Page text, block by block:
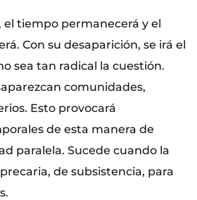
el tiempo permanecerá y el
Con su desaparición, se irá el
sea tan radical la cuestión.
comunidades,
Esto provocará
de esta manera de
paralela. Sucede cuando la
de subsistencia, para